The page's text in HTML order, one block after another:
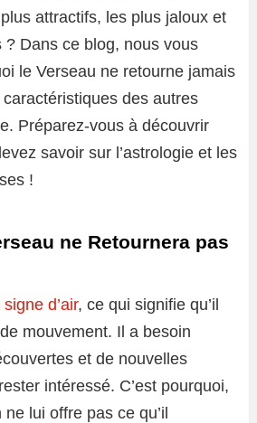
attractifs, les plus jaloux et
? Dans ce blog, nous vous
le Verseau ne retourne jamais
des autres
Préparez-vous à découvrir
savoir sur l’astrologie et les
!
ne Retournera pas
signe d’air, ce qui signifie qu’il
mouvement. Il a besoin
et de nouvelles
intéressé. C’est pourquoi,
ne lui offre pas ce qu’il